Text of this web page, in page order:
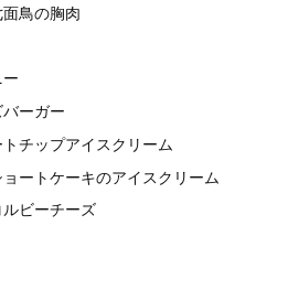
鳥の胸肉
ーガー
チップアイスクリーム
ートケーキのアイスクリーム
ビーチーズ